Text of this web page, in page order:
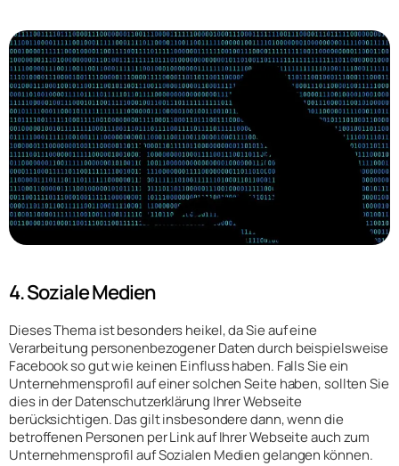
4. Soziale Medien
Dieses Thema ist besonders heikel, da Sie auf eine
Verarbeitung personenbezogener Daten durch beispielsweise
Facebook so gut wie keinen Einfluss haben. Falls Sie ein
Unternehmensprofil auf einer solchen Seite haben, sollten Sie
dies in der Datenschutzerklärung Ihrer Webseite
berücksichtigen. Das gilt insbesondere dann, wenn die
betroffenen Personen per Link auf Ihrer Webseite auch zum
Unternehmensprofil auf Sozialen Medien gelangen können.